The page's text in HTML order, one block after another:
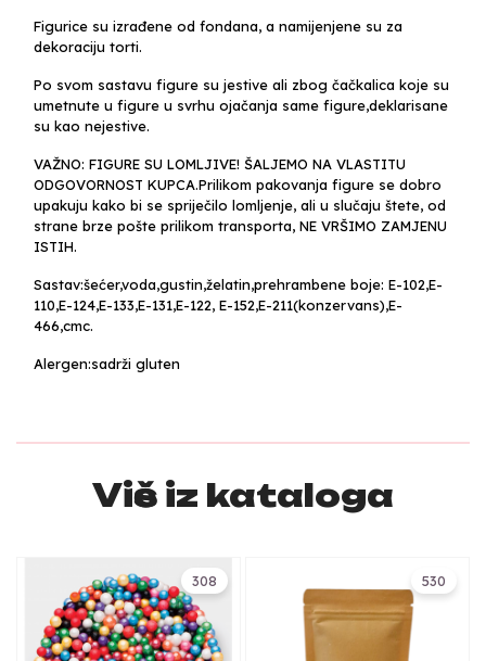
Figurice su izrađene od fondana, a namijenjene su za
dekoraciju torti.
Po svom sastavu figure su jestive ali zbog čačkalica koje su
umetnute u figure u svrhu ojačanja same figure,deklarisane
su kao nejestive.
VAŽNO: FIGURE SU LOMLJIVE! ŠALJEMO NA VLASTITU
ODGOVORNOST KUPCA.Prilikom pakovanja figure se dobro
upakuju kako bi se spriječilo lomljenje, ali u slučaju štete, od
strane brze pošte prilikom transporta, NE VRŠIMO ZAMJENU
ISTIH.
Sastav:šećer,voda,gustin,želatin,prehrambene boje: E-102,E-
110,E-124,E-133,E-131,E-122, E-152,E-211(konzervans),E-
466,cmc.
Alergen:sadrži gluten
Više iz kataloga
308 530